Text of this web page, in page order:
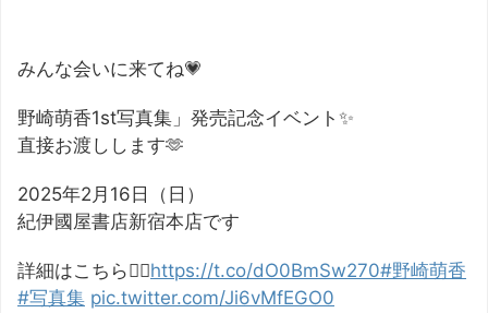
みんな会いに来てね💗
野崎萌香1st写真集」発売記念イベント✨
直接お渡しします🫶
2025年2月16日（日）
紀伊國屋書店新宿本店です
詳細はこちら💁‍♀️https://t.co/dO0BmSw270#野崎萌香
#写真集 pic.twitter.com/Ji6vMfEGO0